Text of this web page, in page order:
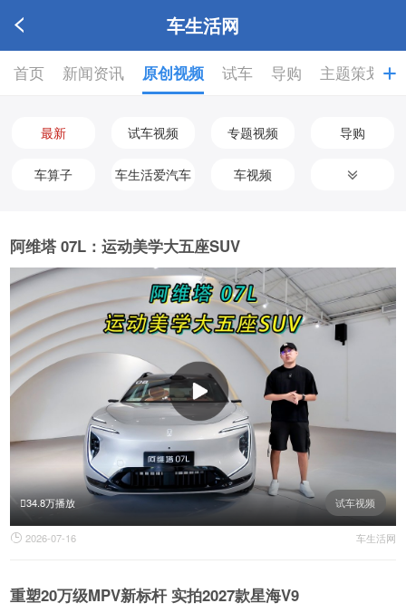
车生活网
首页 新闻资讯 原创视频 试车 导购 主题策划 
最新 试车视频 专题视频 导购
车算子 车生活爱汽车 车视频
阿维塔 07L：运动美学大五座SUV
试车视频
34.8万播放
 2026-07-16 车生活网
重塑20万级MPV新标杆 实拍2027款星海V9